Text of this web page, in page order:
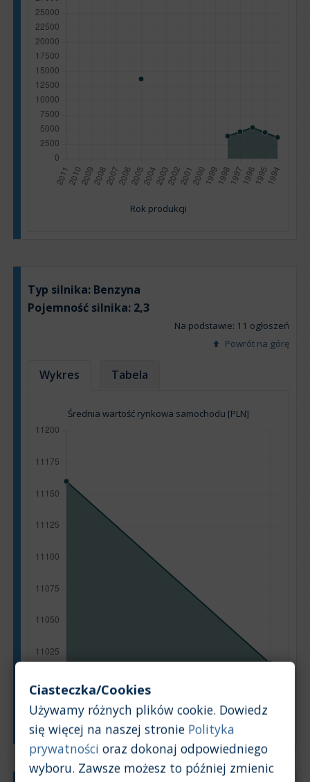
Rok produkcji
Typ silnika: Benzyna
Pojemność silnika: 2,3
Na podstawie: 11 ogłoszeń
Powrót na górę
Wykres Tabela
Średnia wartość rynkowa samochodu [PLN]
Rok produkcji
Ciasteczka/Cookies
Używamy różnych plików cookie. Dowiedz
się więcej na naszej stronie Polityka
prywatności oraz dokonaj odpowiedniego
wyboru. Zawsze możesz to później zmienic